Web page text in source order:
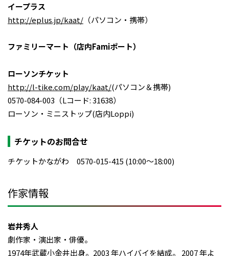
イープラス
http://eplus.jp/kaat/ （パソコン・携帯）
ファミリーマート（店内Famiポート）
ローソンチケット
http://l-tike.com/play/kaat/(パソコン＆携帯)
0570-084-003（Lコード: 31638）
ローソン・ミニストップ(店内Loppi)
チケットのお問合せ
チケットかながわ 0570-015-415 (10:00～18:00)
作家情報
岩井秀人
劇作家・演出家・俳優。
1974年武蔵小金井出身。2003 年ハイバイを結成。 2007 年よ